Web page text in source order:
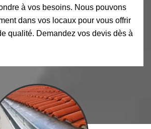
à vos besoins. Nous pouvons
dans vos locaux pour vous offrir
qualité. Demandez vos devis dès à